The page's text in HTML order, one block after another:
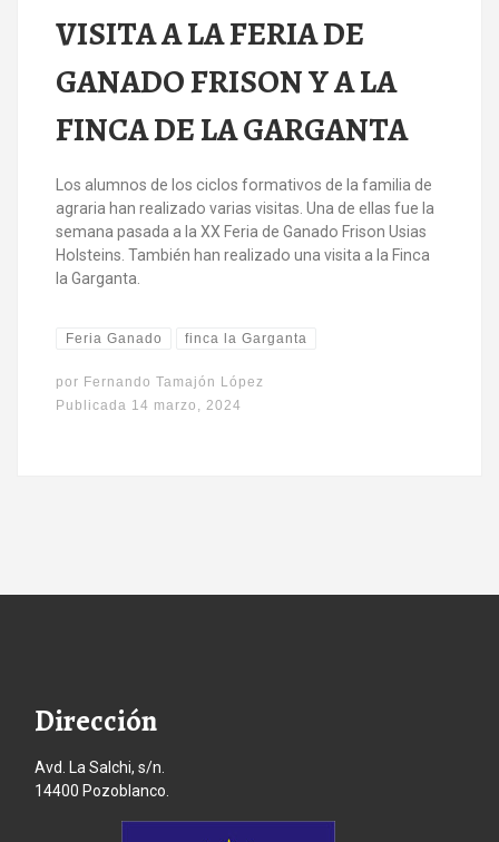
VISITA A LA FERIA DE
GANADO FRISON Y A LA
FINCA DE LA GARGANTA
Los alumnos de los ciclos formativos de la familia de
agraria han realizado varias visitas. Una de ellas fue la
semana pasada a la XX Feria de Ganado Frison Usias
Holsteins. También han realizado una visita a la Finca
la Garganta.
Feria Ganado finca la Garganta
por Fernando Tamajón López
Publicada 14 marzo, 2024
Dirección
Avd. La Salchi, s/n.
14400 Pozoblanco.